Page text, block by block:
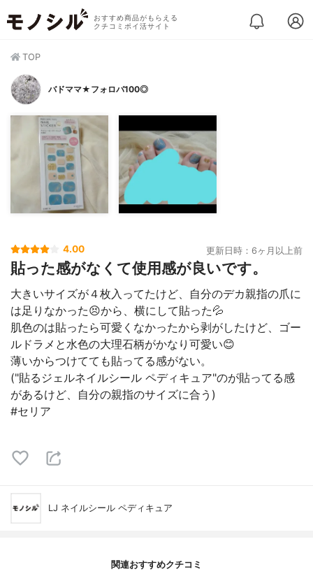
おすすめ商品がもらえる
クチコミポイ活サイト
TOP
バドママ★フォロバ100◎
4.00 更新日時：6ヶ月以上前
貼った感がなくて使用感が良いです。
大きいサイズが４枚入ってたけど、自分のデカ親指の爪に
は足りなかった😣から、横にして貼った💦
肌色のは貼ったら可愛くなかったから剥がしたけど、ゴー
ルドラメと水色の大理石柄がかなり可愛い😊
薄いからつけてても貼ってる感がない。
("貼るジェルネイルシール ペディキュア"のが貼ってる感
があるけど、自分の親指のサイズに合う)
#セリア
LJ ネイルシール ペディキュア
関連おすすめクチコミ